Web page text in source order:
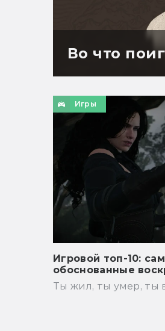
Во что
Игры
Игровой топ-10:
обоснованные
Ты жил, ты умер, ты